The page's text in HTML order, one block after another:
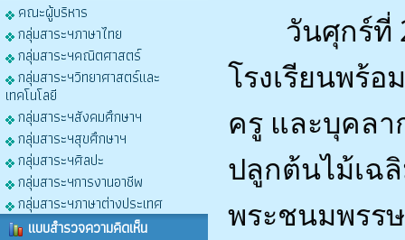
คณะผู้บริหาร
กลุ่มสาระฯภาษาไทย
กลุ่มสาระฯคณิตศาสตร์
กลุ่มสาระฯวิทยาศาสตร์และ
เทคโนโลยี
กลุ่มสาระฯสังคมศึกษาฯ
กลุ่มสาระฯสุขศึกษาฯ
กลุ่มสาระฯศิลปะ
กลุ่มสาระฯการงานอาชีพ
กลุ่มสาระฯภาษาต่างประเทศ
แบบสำรวจความคิดเห็น
โรงเรียนพร้อ
ครู และบุคลา
ปลูกต้นไม้เฉ
พระชนมพรร